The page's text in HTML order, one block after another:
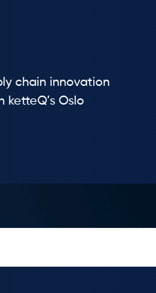
chain innovation
Oslo